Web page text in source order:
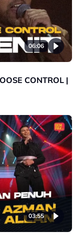
06:06
CONTROL |
03:55